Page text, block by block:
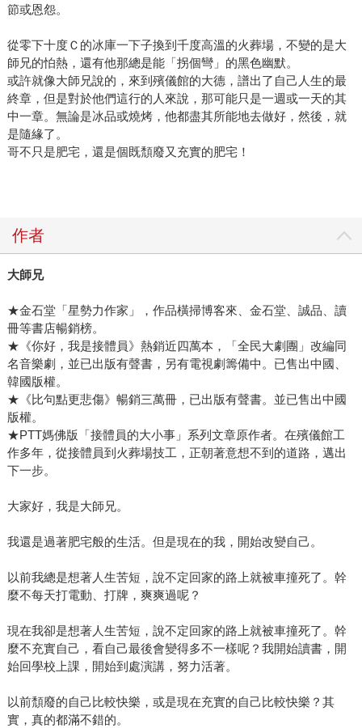
節或恩怨。
從零下十度Ｃ的冰庫一下子換到千度高溫的火葬場，不變的是大
師兄的怕熱，還有他那總是能「拐個彎」的黑色幽默。
或許就像大師兄說的，來到殯儀館的大德，譜出了自己人生的最
終章，但是對於他們這行的人來說，那可能只是一週或一天的其
中一章。無論是冰品或燒烤，他都盡其所能地去做好，然後，就
是隨緣了。
哥不只是肥宅，還是個既頹廢又充實的肥宅！
作者
大師兄
★金石堂「星勢力作家」，作品橫掃博客來、金石堂、誠品、讀
冊等書店暢銷榜。
★《你好，我是接體員》熱銷近四萬本，「全民大劇團」改編同
名音樂劇，並已出版有聲書，另有電視劇籌備中。已售出中國、
韓國版權。
★《比句點更悲傷》暢銷三萬冊，已出版有聲書。並已售出中國
版權。
★PTT媽佛版「接體員的大小事」系列文章原作者。在殯儀館工
作多年，從接體員到火葬場技工，正朝著意想不到的道路，邁出
下一步。
大家好，我是大師兄。
我還是過著肥宅般的生活。但是現在的我，開始改變自己。
以前我總是想著人生苦短，說不定回家的路上就被車撞死了。幹
麼不每天打電動、打牌，爽爽過呢？
現在我卻是想著人生苦短，說不定回家的路上就被車撞死了。幹
麼不充實自己，看自己最後會變得多不一樣呢？我開始讀書，開
始回學校上課，開始到處演講，努力活著。
以前頹廢的自己比較快樂，或是現在充實的自己比較快樂？其
實，真的都滿不錯的。